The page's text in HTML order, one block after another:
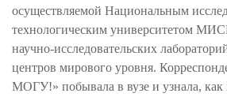
осуществляемой Национальным
технологическим университетом
научно-исследовательских
центров мирового уровня.
МОГУ!» побывала в вузе и узнала, как